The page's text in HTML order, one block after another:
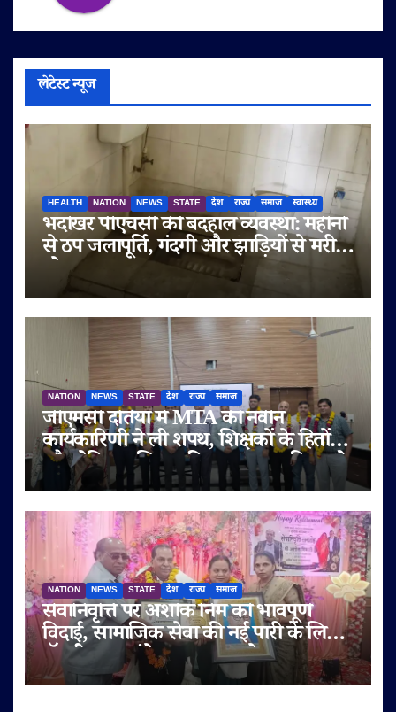
लेटेस्ट न्यूज
HEALTH NATION NEWS STATE देश राज्य समाज स्वास्थ्य
भदोखर पीएचसी की बदहाल व्यवस्था: महीनों
से ठप जलापूर्ति, गंदगी और झाड़ियों से मरीज
परेशान
NATION NEWS STATE देश राज्य समाज
जीएमसी दतिया में MTA की नवीन
कार्यकारिणी ने ली शपथ, शिक्षकों के हितों
और मेडिकल शिक्षा की गुणवत्ता पर दिया जोर
NATION NEWS STATE देश राज्य समाज
सेवानिवृत्ति पर अशोक निम को भावपूर्ण
विदाई, सामाजिक सेवा की नई पारी के लिए
डॉ. बी.आर. अंबेडकर सम्मान से नवाजा